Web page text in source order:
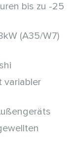
bis zu -25
(A35/W7)
variabler